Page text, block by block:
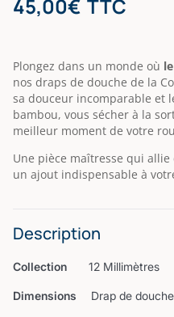
basé
sur
45,00€ TTC
Plongez dans un monde où
nos draps de douche de la
sa douceur incomparable et
bambou, vous sécher à la
meilleur moment de votre
Une pièce maîtresse qui
un ajout indispensable à
Description
Collection 12 Millimètres
Dimensions Drap de